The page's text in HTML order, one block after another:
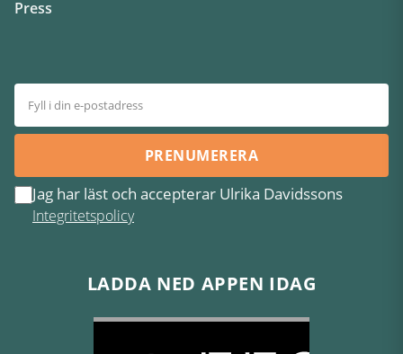
Press
PRENUMERERA
Jag har läst och accepterar Ulrika Davidssons
Integritetspolicy
LADDA NED APPEN IDAG